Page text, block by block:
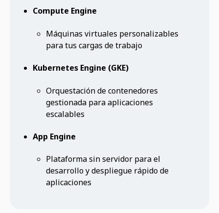
Compute Engine
Máquinas virtuales personalizables
para tus cargas de trabajo
Kubernetes Engine (GKE)
Orquestación de contenedores
gestionada para aplicaciones
escalables
App Engine
Plataforma sin servidor para el
desarrollo y despliegue rápido de
aplicaciones